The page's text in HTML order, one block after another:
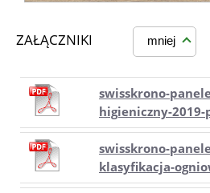
ZAŁĄCZNIKI mniej
swisskrono-
higieniczny-2019-
swisskrono-
klasyfikacja-